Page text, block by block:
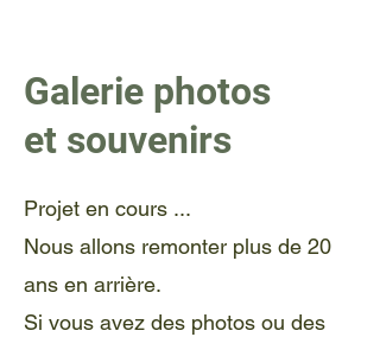
Galerie photos
et souvenirs
Projet en cours ...
Nous allons remonter plus de 20
ans en arrière.
Si vous avez des photos ou des